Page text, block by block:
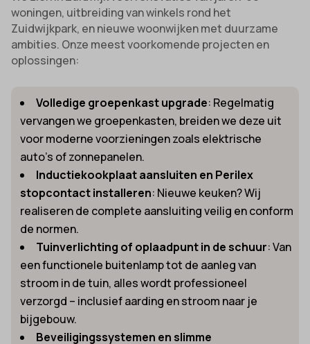
woningen, uitbreiding van winkels rond het
Zuidwijkpark, en nieuwe woonwijken met duurzame
ambities. Onze meest voorkomende projecten en
oplossingen:
Volledige groepenkast upgrade: Regelmatig
vervangen we groepenkasten, breiden we deze uit
voor moderne voorzieningen zoals elektrische
auto’s of zonnepanelen.
Inductiekookplaat aansluiten en Perilex
stopcontact installeren: Nieuwe keuken? Wij
realiseren de complete aansluiting veilig en conform
de normen.
Tuinverlichting of oplaadpunt in de schuur: Van
een functionele buitenlamp tot de aanleg van
stroom in de tuin, alles wordt professioneel
verzorgd – inclusief aarding en stroom naar je
bijgebouw.
Beveiligingssystemen en slimme